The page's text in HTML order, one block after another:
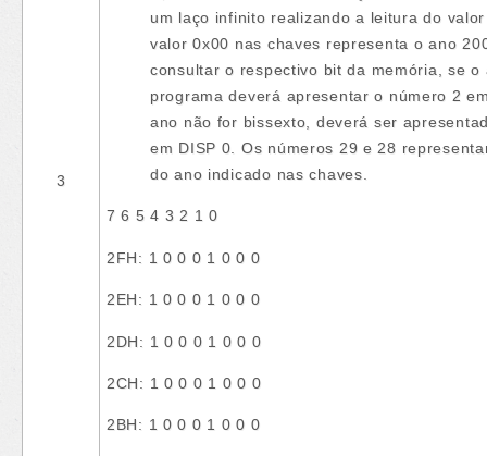
3
um laço infinito realizando a leitura do
valor 0x00 nas chaves representa o ano
consultar o respectivo bit da memória, se
programa deverá apresentar o número 2
ano não for bissexto, deverá ser
em DISP 0. Os números 29 e 28
do ano indicado nas chaves.
7 6 5 4 3 2 1 0
2FH: 1 0 0 0 1 0 0 0
2EH: 1 0 0 0 1 0 0 0
2DH: 1 0 0 0 1 0 0 0
2CH: 1 0 0 0 1 0 0 0
2BH: 1 0 0 0 1 0 0 0